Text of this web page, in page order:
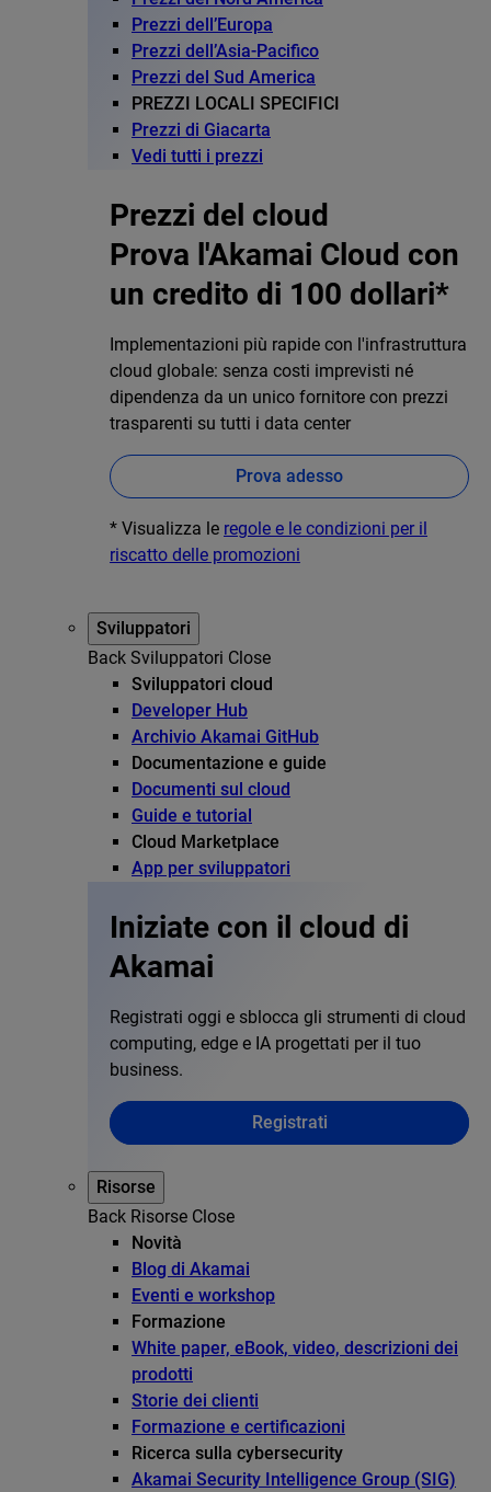
Prezzi dell’Europa
Prezzi dell’Asia-Pacifico
Prezzi del Sud America
PREZZI LOCALI SPECIFICI
Prezzi di Giacarta
Vedi tutti i prezzi
Prezzi del cloud
Prova l'Akamai Cloud con
un credito di 100 dollari*
Implementazioni più rapide con l'infrastruttura
cloud globale: senza costi imprevisti né
dipendenza da un unico fornitore con prezzi
trasparenti su tutti i data center
Prova adesso
* Visualizza le regole e le condizioni per il
riscatto delle promozioni
Sviluppatori
Back Sviluppatori Close
Sviluppatori cloud
Developer Hub
Archivio Akamai GitHub
Documentazione e guide
Documenti sul cloud
Guide e tutorial
Cloud Marketplace
App per sviluppatori
Iniziate con il cloud di
Akamai
Registrati oggi e sblocca gli strumenti di cloud
computing, edge e IA progettati per il tuo
business.
Registrati
Risorse
Back Risorse Close
Novità
Blog di Akamai
Eventi e workshop
Formazione
White paper, eBook, video, descrizioni dei
prodotti
Storie dei clienti
Formazione e certificazioni
Ricerca sulla cybersecurity
Akamai Security Intelligence Group (SIG)